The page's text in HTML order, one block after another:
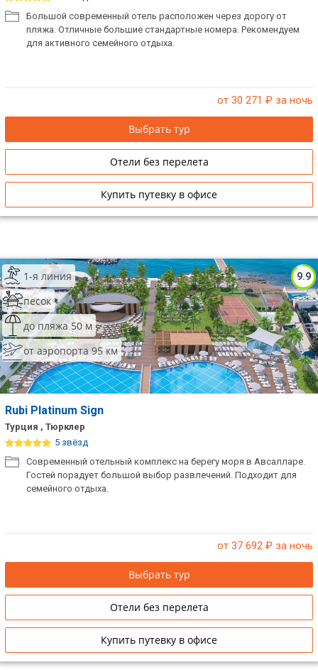
Большой современный отель расположен через дорогу от
пляжа. Отличные большие стандартные номера. Рекомендуем
для активного семейного отдыха.
от 30 271 ₽ за ночь
Выбрать тур
Отели без перелета
Купить путевку в офисе
9.9
1-я линия
песок
до пляжа 50 м
от аэропорта 95 км
Rubi Platinum Sign
Турция , Тюрклер
5 звёзд
Современный отельный комплекс на берегу моря в Авсалларе.
Гостей порадует большой выбор развлечений. Подходит для
семейного отдыха.
от 37 692 ₽ за ночь
Выбрать тур
Отели без перелета
Купить путевку в офисе